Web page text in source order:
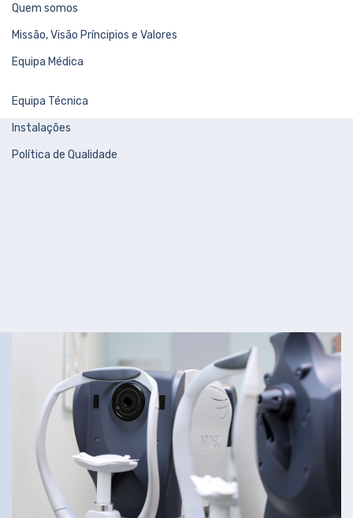
Quem somos
Missão, Visão Príncipios e Valores
Equipa Médica
Equipa Técnica
Instalações
Política de Qualidade